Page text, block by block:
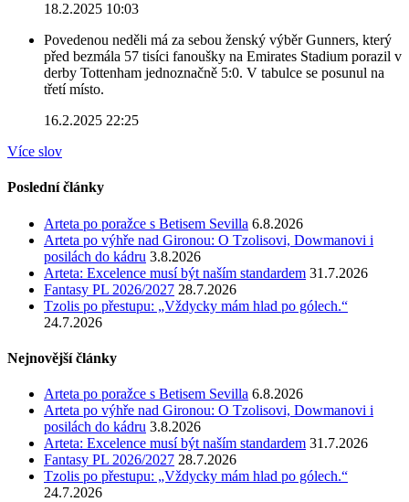
18.2.2025 10:03
Povedenou neděli má za sebou ženský výběr Gunners, který
před bezmála 57 tisíci fanoušky na Emirates Stadium porazil v
derby Tottenham jednoznačně 5:0. V tabulce se posunul na
třetí místo.
16.2.2025 22:25
Více slov
Poslední články
Arteta po poražce s Betisem Sevilla 6.8.2026
Arteta po výhře nad Gironou: O Tzolisovi, Dowmanovi i
posilách do kádru 3.8.2026
Arteta: Excelence musí být naším standardem 31.7.2026
Fantasy PL 2026/2027 28.7.2026
Tzolis po přestupu: „Vždycky mám hlad po gólech.“
24.7.2026
Nejnovější články
Arteta po poražce s Betisem Sevilla 6.8.2026
Arteta po výhře nad Gironou: O Tzolisovi, Dowmanovi i
posilách do kádru 3.8.2026
Arteta: Excelence musí být naším standardem 31.7.2026
Fantasy PL 2026/2027 28.7.2026
Tzolis po přestupu: „Vždycky mám hlad po gólech.“
24.7.2026